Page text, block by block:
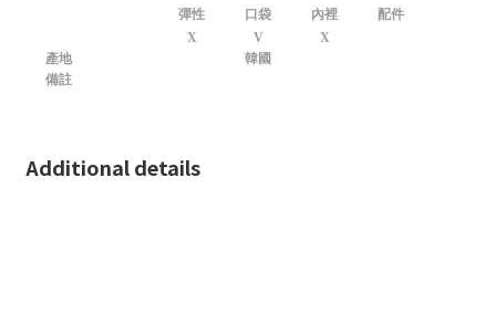
彈性
口袋 內裡
配件
X
V
X
產地
韓國
備註
Additional details